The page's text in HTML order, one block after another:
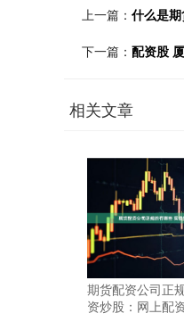
上一篇： 什么是
下一篇： 配资股
相关文章
期货配资公司正
资炒股：网上配